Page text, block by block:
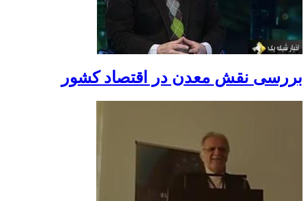
بررسی نقش معدن در اقتصاد کشور